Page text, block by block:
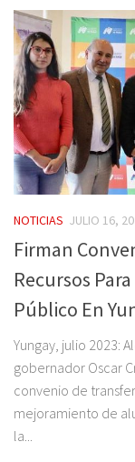
NOTICIAS JULIO 16,
Firman
Recursos
Público En
Yungay, julio 2023:
gobernador Oscar
convenio de
mejoramiento de
la...